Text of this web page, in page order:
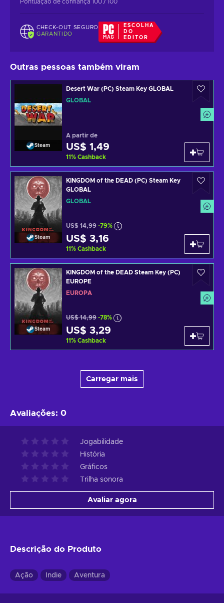
Pontuação de confiança 100 / 100
CHECK-OUT SEGURO
GARANTIDO
ESCOLHA
DO
EDITOR
Outras pessoas também viram
Steam
Desert War (PC) Steam Key GLOBAL
GLOBAL
A partir de
US$ 1,49
11% Cashback
Steam
KINGDOM of the DEAD (PC) Steam Key
GLOBAL
GLOBAL
US$ 14,99 -79%
US$ 3,16
11% Cashback
Steam
KINGDOM of the DEAD Steam Key (PC)
EUROPE
EUROPA
US$ 14,99 -78%
US$ 3,29
11% Cashback
Carregar mais
Avaliações: 0
Jogabilidade
História
Gráficos
Trilha sonora
Avaliar agora
Descrição do Produto
Ação Indie Aventura